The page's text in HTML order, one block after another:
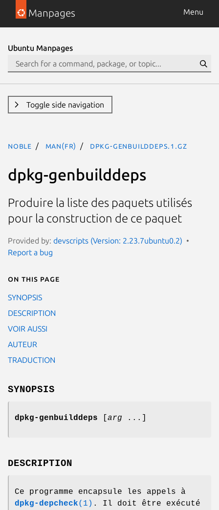
Manpages Menu
Ubuntu Manpages
Toggle side navigation
noble man(fr) dpkg-genbuilddeps.1.gz
dpkg-genbuilddeps
Produire la liste des paquets utilisés
pour la construction de ce paquet
Provided by: devscripts (Version: 2.23.7ubuntu0.2)
Report a bug
On this page
SYNOPSIS
DESCRIPTION
VOIR AUSSI
AUTEUR
TRADUCTION
SYNOPSIS
dpkg-genbuilddeps arg ...]
DESCRIPTION
Ce programme encapsule les appels à
dpkg-depcheck(1) . Il doit être exécuté